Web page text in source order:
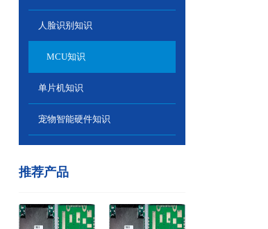
人脸识别知识
MCU知识
单片机知识
宠物智能硬件知识
推荐产品